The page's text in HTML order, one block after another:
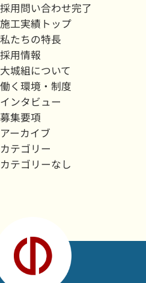
採用問い合わせ完了
施工実績トップ
私たちの特長
採用情報
大城組について
働く環境・制度
インタビュー
募集要項
アーカイブ
カテゴリー
カテゴリーなし